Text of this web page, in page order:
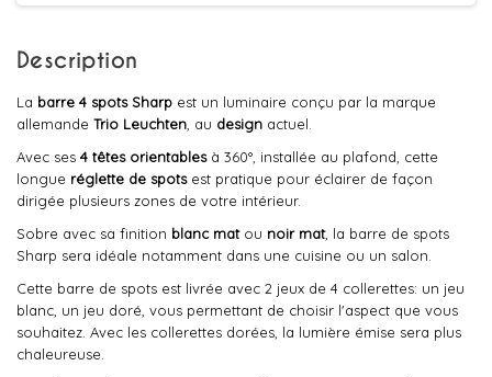
Description
La barre 4 spots Sharp est un luminaire conçu par la marque
allemande Trio Leuchten , au design actuel.
Avec ses 4 têtes orientablesà 360°, installée au plafond, cette
longue réglette de spotsest pratique pour éclairer de façon
dirigée plusieurs zones de votre intérieur.
Sobre avec sa finition blanc matou noir mat, la barre de spots
Sharp sera idéale notamment dans une cuisine ou un salon.
Cette barre de spots est livrée avec 2 jeux de 4 collerettes: un jeu
blanc, un jeu doré, vous permettant de choisir l'aspect que vous
souhaitez. Avec les collerettes dorées, la lumière émise sera plus
chaleureuse.